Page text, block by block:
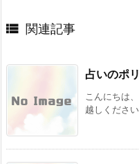
 関連記事
占いのポ
こんにちは
越しくださ